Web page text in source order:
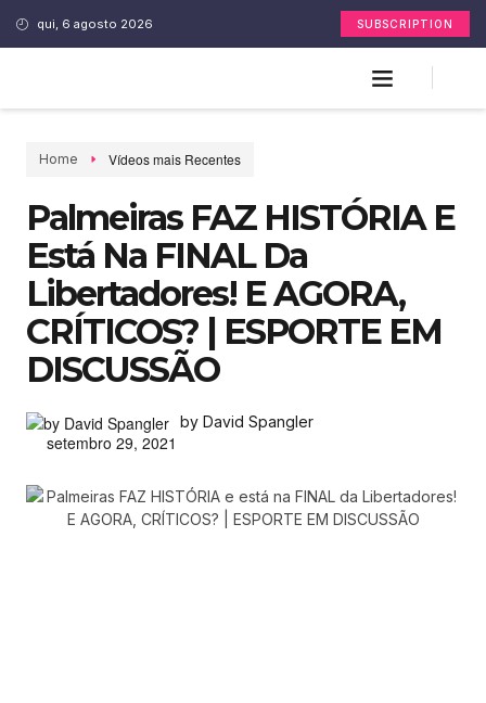
qui, 6 agosto 2026 SUBSCRIPTION
Home Vídeos mais Recentes
Palmeiras FAZ HISTÓRIA E
Está Na FINAL Da
Libertadores! E AGORA,
CRÍTICOS? | ESPORTE EM
DISCUSSÃO
by David Spangler
setembro 29, 2021